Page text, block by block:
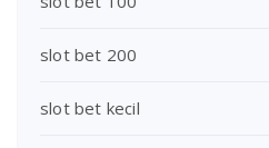
slot bet 200
slot bet kecil